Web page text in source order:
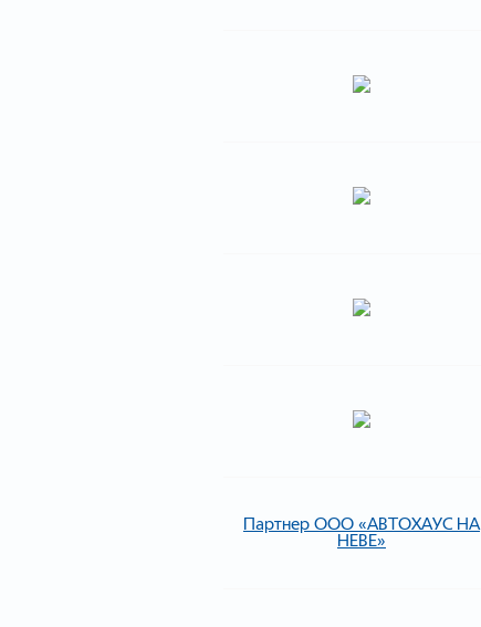
Партнер ООО «АВТОХАУС НА
НЕВЕ»